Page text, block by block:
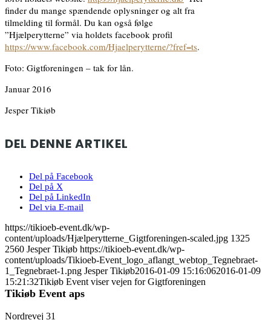
finder du mange spændende oplysninger og alt fra
tilmelding til formål. Du kan også følge
”Hjælperytterne” via holdets facebook profil
https://www.facebook.com/Hjaelperytterne/?fref=ts.
Foto: Gigtforeningen – tak for lån.
Januar 2016
Jesper Tikiøb
DEL DENNE ARTIKEL
Del på Facebook
Del på X
Del på LinkedIn
Del via E-mail
https://tikioeb-event.dk/wp-
content/uploads/Hjælperytterne_Gigtforeningen-scaled.jpg 1325
2560 Jesper Tikiøb https://tikioeb-event.dk/wp-
content/uploads/Tikioeb-Event_logo_aflangt_webtop_Tegnebraet-
1_Tegnebraet-1.png Jesper Tikiøb2016-01-09 15:16:062016-01-09
15:21:32Tikiøb Event viser vejen for Gigtforeningen
Tikiøb Event aps
Nordrevej 31